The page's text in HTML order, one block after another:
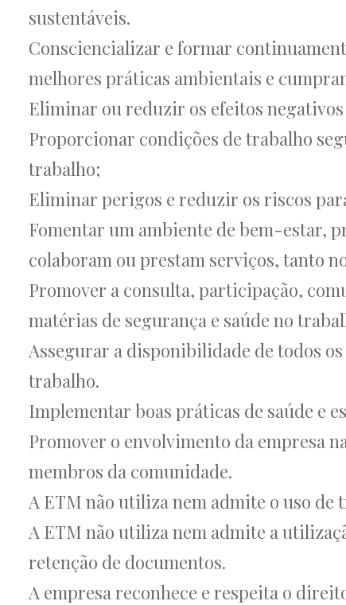
sustentáveis.
Consciencializar e formar
melhores práticas ambientais e
Eliminar ou reduzir os efeitos
Proporcionar condições de trabalho
trabalho;
Eliminar perigos e reduzir os riscos
Fomentar um ambiente de bem-estar,
colaboram ou prestam serviços, tanto
Promover a consulta, participação,
matérias de segurança e saúde no
Assegurar a disponibilidade de todos
trabalho.
Implementar boas práticas de saúde e
Promover o envolvimento da empresa
membros da comunidade.
A ETM não utiliza nem admite o uso
A ETM não utiliza nem admite a
retenção de documentos.
A empresa reconhece e respeita o